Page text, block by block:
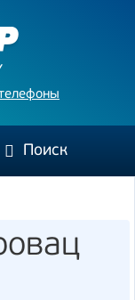
Поиск